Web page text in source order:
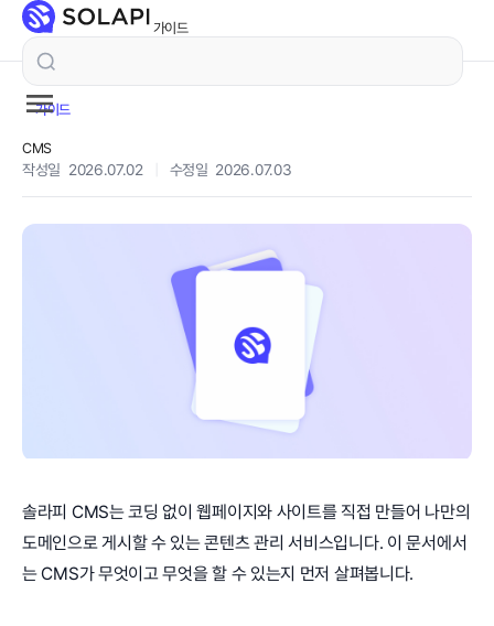
가이드
가이드
CMS
작성일 2026.07.02 수정일 2026.07.03
솔라피 CMS는 코딩 없이 웹페이지와 사이트를 직접 만들어 나만의
도메인으로 게시할 수 있는 콘텐츠 관리 서비스입니다. 이 문서에서
는 CMS가 무엇이고 무엇을 할 수 있는지 먼저 살펴봅니다.